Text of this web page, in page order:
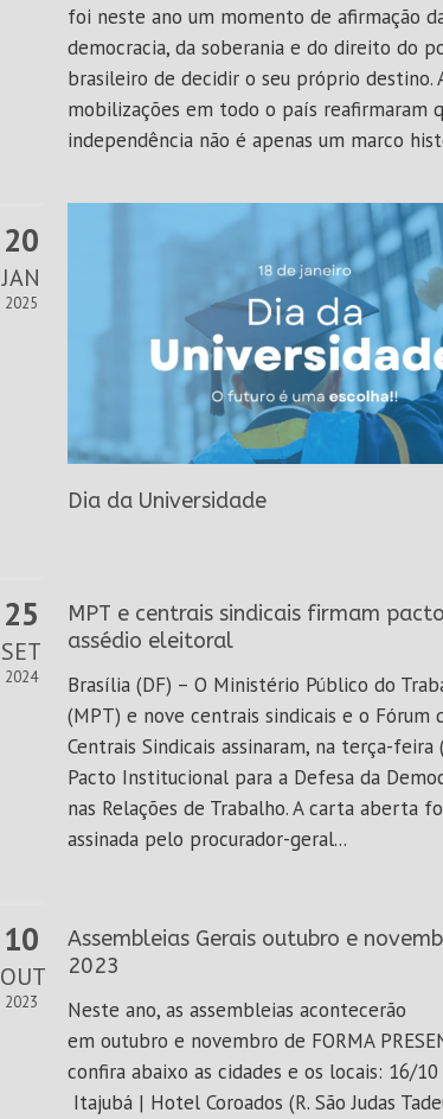
foi neste ano um momento de afirmação
democracia, da soberania e do direito do
brasileiro de decidir o seu próprio destino.
mobilizações em todo o país reafirmaram
independência não é apenas um marco
20
JAN
2025
Dia da Universidade
25
SET
2024
MPT e centrais sindicais firmam
assédio eleitoral
Brasília (DF) – O Ministério Público do
(MPT) e nove centrais sindicais e o Fórum
Centrais Sindicais assinaram, na terça-feira
Pacto Institucional para a Defesa da
nas Relações de Trabalho. A carta aberta
assinada pelo procurador-geral...
10
OUT
2023
Assembleias Gerais outubro e
2023
Neste ano, as assembleias acontecerão
em outubro e novembro de FORMA
confira abaixo as cidades e os locais: 16/10
Itajubá | Hotel Coroados (R. São Judas